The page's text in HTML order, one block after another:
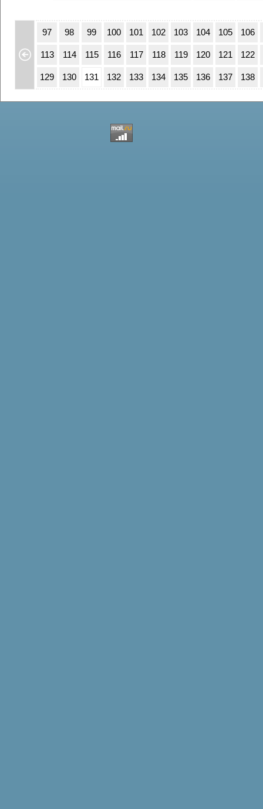
80
97 98 99 100 101 102 103 104 105 106
113 114 115 116 117 118 119 120 121 122
129 130 131 132 133 134 135 136 137 138